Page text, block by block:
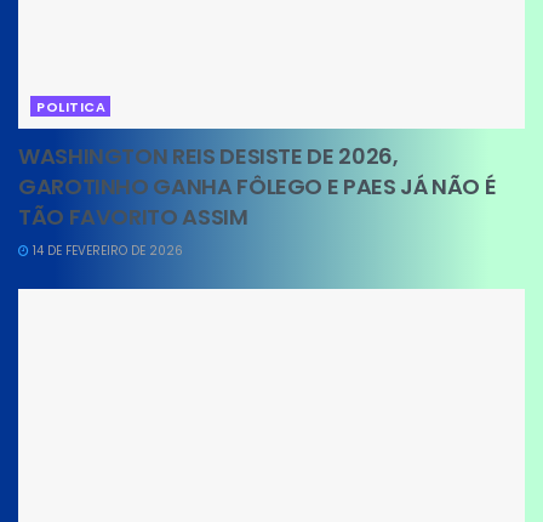
POLITICA
WASHINGTON REIS DESISTE DE 2026,
GAROTINHO GANHA FÔLEGO E PAES JÁ NÃO É
TÃO FAVORITO ASSIM
14 DE FEVEREIRO DE 2026